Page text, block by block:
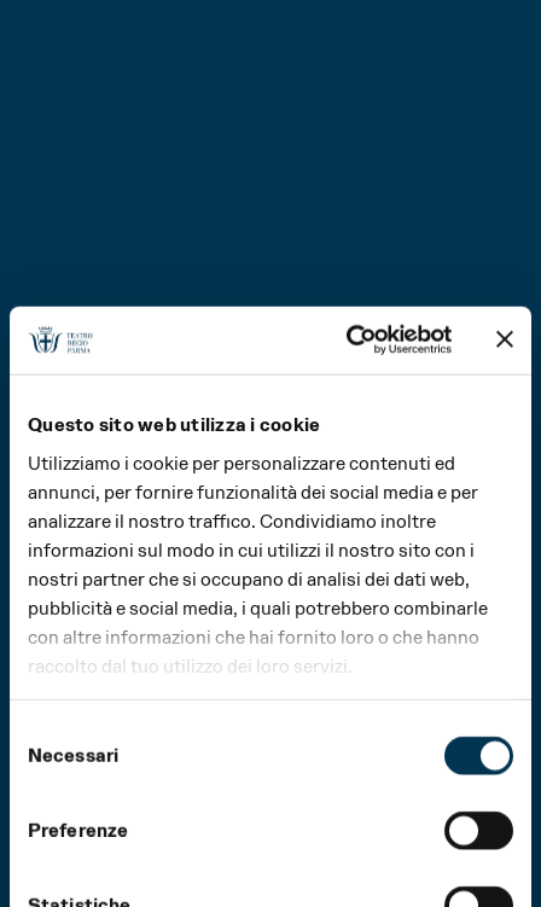
Questo sito web utilizza i cookie
Utilizziamo i cookie per personalizzare contenuti ed
annunci, per fornire funzionalità dei social media e per
analizzare il nostro traffico. Condividiamo inoltre
informazioni sul modo in cui utilizzi il nostro sito con i
nostri partner che si occupano di analisi dei dati web,
pubblicità e social media, i quali potrebbero combinarle
con altre informazioni che hai fornito loro o che hanno
raccolto dal tuo utilizzo dei loro servizi.
delNecessari
Preferenze